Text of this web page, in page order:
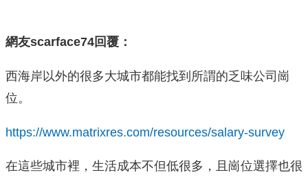
網友scarface74回覆：
西海岸以外的很多大城市都能找到所謂的乏味公司崗
位。
https://www.matrixres.com/resources/salary-survey
在這些城市裡，生活成本不但低很多，且崗位選擇也很